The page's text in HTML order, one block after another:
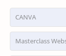
CANVA
Masterclass